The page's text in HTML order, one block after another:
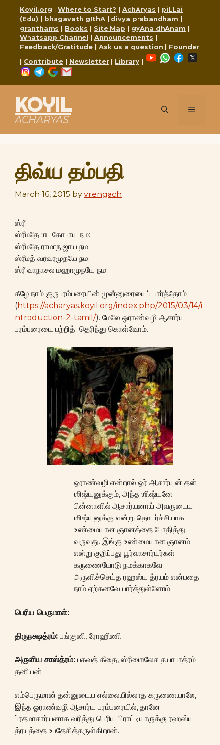
content
Koyil.org | Where to Start? | AchAryas | piLLai
(Edu) | bhagavath gIthA | divya prabandham |
granthams | Books | Site Map | gyAna dhAnam |
Whatsapp Channel | Announcements |
Feedback/Gratitude | Ask us a question | Founder
| Contribute | Newsletter | Library |
YouTubeWhatsApp
Facebook
Instagram
Telegram
Google
KOYIL
ACHARYAS
Menu
திவ்ய தம்பதி
March 16, 2015 by vrengach
ஸ்ரீ:
ஸ்ரீமதே ஶடகோபாய நம:
ஸ்ரீமதே ராமாநுஜாய நம:
ஸ்ரீமத் வரவரமுநயே நம:
ஸ்ரீ வாநாசல மஹாமுநயே நம:
கீழே நாம் குருபரம்பரையின் முன்னுரையைப் பார்த்தோம்
(https://acharyas.koyil.org/index.php/2015/03/14/i
ntroduction-2-tamil/). மேலே ஒராண்வழி ஆசார்ய
பரம்பரையை பற்றித் தெரிந்து கொள்வோம்.
ஒராண்வழி என்றால் ஒர் ஆசார்யன் தன்
ஶிஷ்யனுக்கும், அந்த ஶிஷ்யனே
பின்னாளில் ஆசார்யனாய் அவருடைய
ஶிஷ்யனுக்கு என்று தொடர்ச்சியாக
உண்மையான ஞானத்தை போதித்து
வருவது. இங்கு உண்மையான ஞானம்
என்று குறிப்பது பூர்வாசார்யர்கள்
கருணையோடு நமக்காகவே
அருளிச்செய்த ரஹஸ்ய த்ரயம் என்பதை
நாம் ஏற்கனவே பார்த்துள்ளோம்.
பெரிய பெருமாள்:
திருநக்ஷத்ரம்: பங்குனி, ரோஹிணி
அருளிய சாஸ்த்ரம்: பகவத் கீதை, ஸ்ரீஶைலேச தயாபாத்ரம்
தனியன்
எம்பெருமான் தன்னுடைய எல்லையில்லாத கருணையாலே,
இந்த ஓராண்வழி ஆசார்ய பரம்பரையில், தானே
ப்ரதமாசார்யனாக வரித்து பெரிய பிராட்டியாருக்கு ரஹஸ்ய
த்ரயத்தை உபதேசித்தருள்கிறான்.